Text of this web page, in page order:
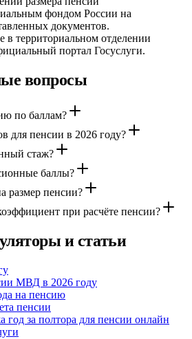
фондом России на
документов.
в территориальном отделении
портал Госуслуги.
вопросы
по баллам?
для пенсии в 2026 году?
стаж?
баллы?
размер пенсии?
при расчёте пенсии?
и статьи
МВД в 2026 году
на пенсию
пенсии
год за полтора для пенсии онлайн